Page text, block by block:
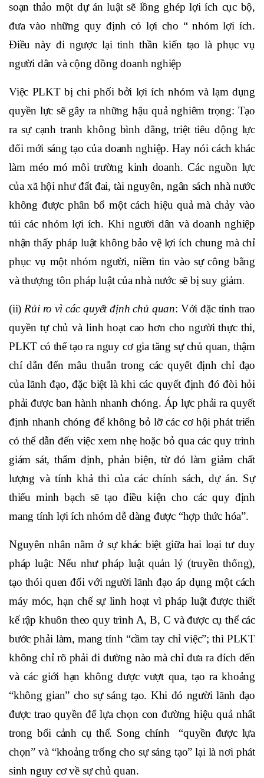
soạn thảo một dự án luật sẽ lồng ghép lợi ích cục bộ,
đưa vào những quy định có lợi cho “ nhóm lợi ích.
Điều này đi ngược lại tinh thần kiến tạo là phục vụ
người dân và cộng đồng doanh nghiệp
Việc PLKT bị chi phối bởi lợi ích nhóm và lạm dụng
quyền lực sẽ gây ra những hậu quả nghiêm trọng: Tạo
ra sự cạnh tranh không bình đẳng, triệt tiêu động lực
đổi mới sáng tạo của doanh nghiệp. Hay nói cách khác
làm méo mó môi trường kinh doanh. Các nguồn lực
của xã hội như đất đai, tài nguyên, ngân sách nhà nước
không được phân bổ một cách hiệu quả mà chảy vào
túi các nhóm lợi ích. Khi người dân và doanh nghiệp
nhận thấy pháp luật không bảo vệ lợi ích chung mà chỉ
phục vụ một nhóm người, niềm tin vào sự công bằng
và thượng tôn pháp luật của nhà nước sẽ bị suy giảm.
(ii)Rủi ro vì các quyết định chủ quan: Với đặc tính trao
quyền tự chủ và linh hoạt cao hơn cho người thực thi,
PLKT có thể tạo ra nguy cơ gia tăng sự chủ quan, thậm
chí dẫn đến mâu thuẫn trong các quyết định chỉ đạo
của lãnh đạo, đặc biệt là khi các quyết định đó đòi hỏi
phải được ban hành nhanh chóng. Áp lực phải ra quyết
định nhanh chóng để không bỏ lỡ các cơ hội phát triển
có thể dẫn đến việc xem nhẹ hoặc bỏ qua các quy trình
giám sát, thẩm định, phản biện, từ đó làm giảm chất
lượng và tính khả thi của các chính sách, dự án. Sự
thiếu minh bạch sẽ tạo điều kiện cho các quy định
mang tính lợi ích nhóm dễ dàng được “hợp thức hóa”.
Nguyên nhân nằm ở sự khác biệt giữa hai loại tư duy
pháp luật: Nếu như pháp luật quản lý (truyền thống),
tạo thói quen đối với người lãnh đạo áp dụng một cách
máy móc, hạn chế sự linh hoạt vì pháp luật được thiết
kế rập khuôn theo quy trình A, B, C và được cụ thể các
bước phải làm, mang tính “cầm tay chỉ việc”; thì PLKT
không chỉ rõ phải đi đường nào mà chỉ đưa ra đích đến
và các giới hạn không được vượt qua, tạo ra khoảng
“không gian” cho sự sáng tạo. Khi đó người lãnh đạo
được trao quyền để lựa chọn con đường hiệu quả nhất
trong bối cảnh cụ thể. Song chính “quyền được lựa
chọn” và “khoảng trống cho sự sáng tạo” lại là nơi phát
sinh nguy cơ về sự chủ quan.